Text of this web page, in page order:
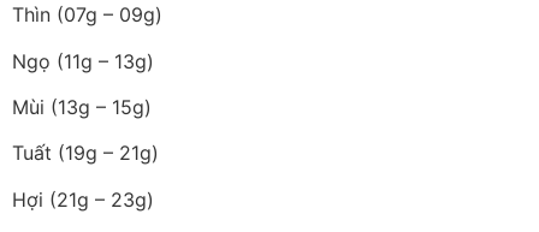
Thìn (07g – 09g)
Ngọ (11g – 13g)
Mùi (13g – 15g)
Tuất (19g – 21g)
Hợi (21g – 23g)